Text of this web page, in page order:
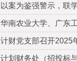
以案为鉴强警示，联
华南农业大学、广东
计财党支部召开2025
计划财务处（招投标